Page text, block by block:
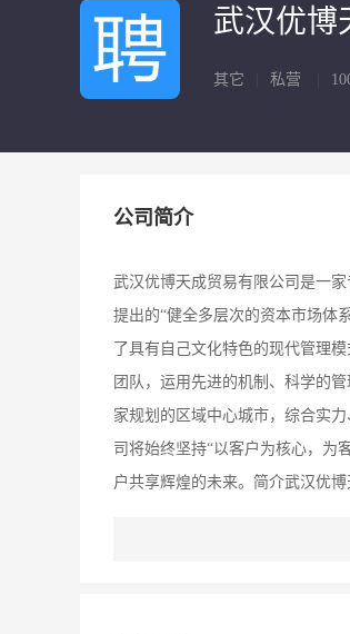
武汉优博
其它 私营
公司简介
武汉优博天成贸易有限公司是一
提出的“健全多层次的资本市场体
了具有自己文化特色的现代管理
团队，运用先进的机制、科学的
家规划的区域中心城市，综合实
司将始终坚持“以客户为核心，为
户共享辉煌的未来。简介武汉优